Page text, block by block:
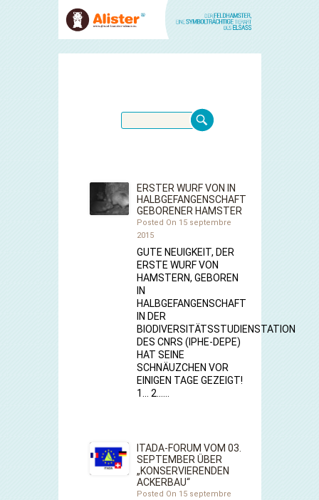
ERSTER WURF VON IN
HALBGEFANGENSCHAFT
GEBORENER HAMSTER
Posted On 15 septembre
2015
GUTE NEUIGKEIT, DER
ERSTE WURF VON
HAMSTERN, GEBOREN
IN
HALBGEFANGENSCHAFT
IN DER
BIODIVERSITÄTSSTUDIENSTATION
DES CNRS (IPHE-DEPE)
HAT SEINE
SCHNÄUZCHEN VOR
EINIGEN TAGE GEZEIGT!
1… 2……
ITADA-FORUM VOM 03.
SEPTEMBER ÜBER
„KONSERVIERENDEN
ACKERBAU“
Posted On 15 septembre